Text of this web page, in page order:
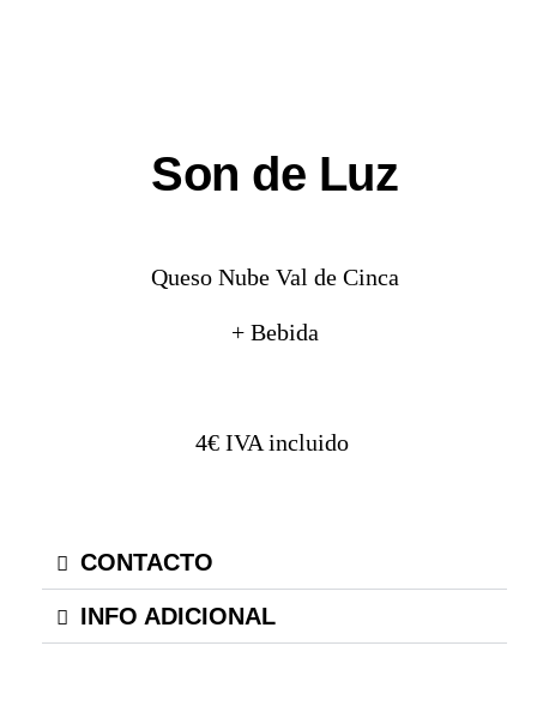
Son de Luz
Queso Nube Val de Cinca
+ Bebida
4€ IVA incluido
CONTACTO
INFO ADICIONAL